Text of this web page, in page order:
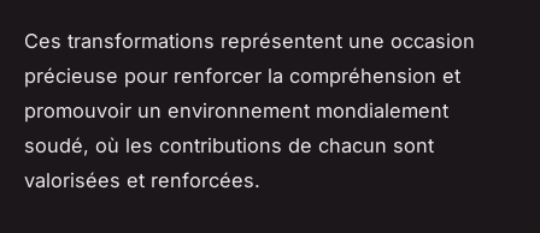
Ces transformations représentent une occasion
précieuse pour renforcer la compréhension et
promouvoir un environnement mondialement
soudé, où les contributions de chacun sont
valorisées et renforcées.